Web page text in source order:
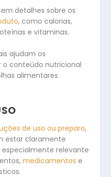
detalhes sobre os
, como calorias,
e vitaminas.
ajudam os
o conteúdo nutricional
alimentares
de uso ou preparo,
estar claramente
especialmente relevante
medicamentos e